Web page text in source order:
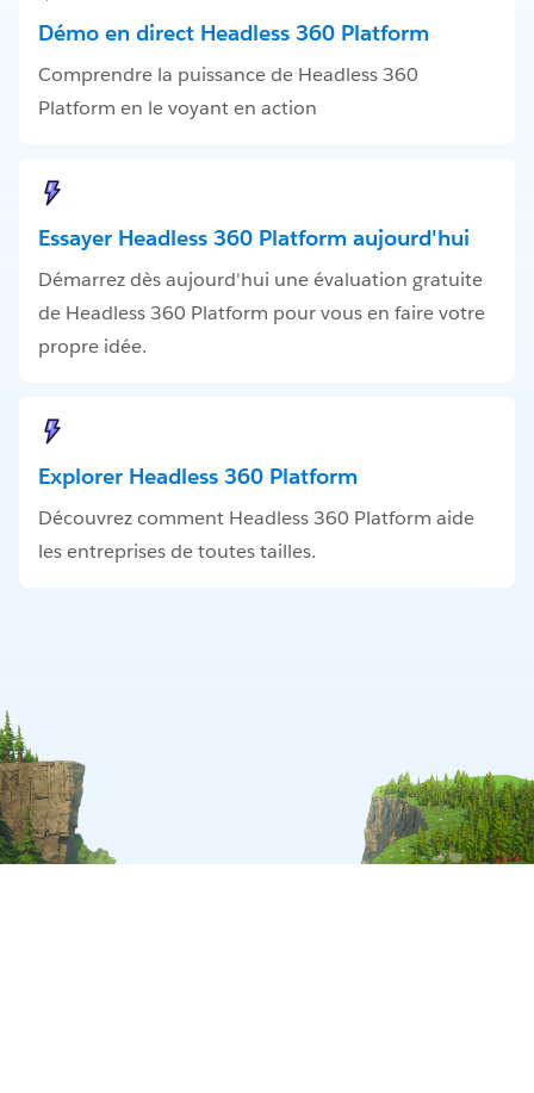
Démo en direct Headless 360 Platform
Comprendre la puissance de Headless 360
Platform en le voyant en action
Essayer Headless 360 Platform aujourd'hui
Démarrez dès aujourd'hui une évaluation gratuite
de Headless 360 Platform pour vous en faire votre
propre idée.
Explorer Headless 360 Platform
Découvrez comment Headless 360 Platform aide
les entreprises de toutes tailles.